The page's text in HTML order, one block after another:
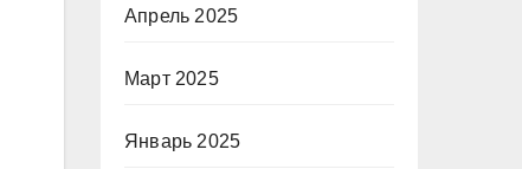
Апрель 2025
Март 2025
Январь 2025